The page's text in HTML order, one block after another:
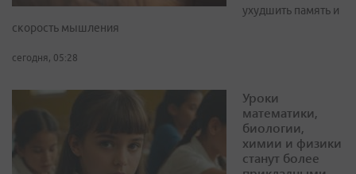
ухудшить память и
скорость мышления
сегодня, 05:28
Уроки
математики,
биологии,
химии и физики
станут более